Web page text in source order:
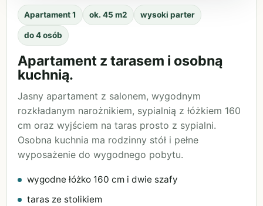
Apartament 1 ok. 45 m2 wysoki parter
do 4 osób
Apartament z tarasem i osobną
kuchnią.
Jasny apartament z salonem, wygodnym
rozkładanym narożnikiem, sypialnią z łóżkiem 160
cm oraz wyjściem na taras prosto z sypialni.
Osobna kuchnia ma rodzinny stół i pełne
wyposażenie do wygodnego pobytu.
wygodne łóżko 160 cm i dwie szafy
taras ze stolikiem